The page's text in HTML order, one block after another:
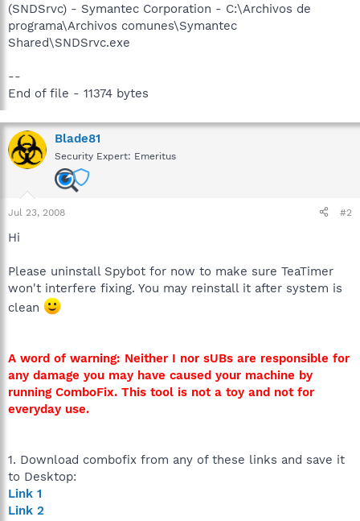
(SNDSrvc) - Symantec Corporation - C:\Archivos de
programa\Archivos comunes\Symantec
Shared\SNDSrvc.exe
--
End of file - 11374 bytes
Blade81
Security Expert: Emeritus
Jul 23, 2008 #2
Hi
Please uninstall Spybot for now to make sure TeaTimer
won't interfere fixing. You may reinstall it after system is
clean
A word of warning: Neither I nor sUBs are responsible for
any damage you may have caused your machine by
running ComboFix. This tool is not a toy and not for
everyday use.
1. Download combofix from any of these links and save it
to Desktop:
Link 1
Link 2